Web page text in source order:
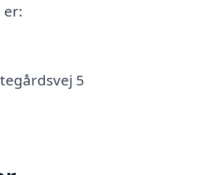
er:
5